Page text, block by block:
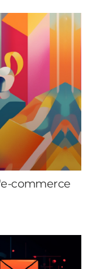
commerce